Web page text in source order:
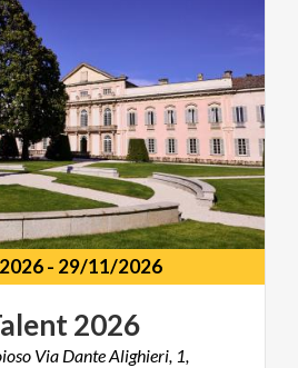
- 29/11/2026
2026
Via Dante Alighieri, 1,